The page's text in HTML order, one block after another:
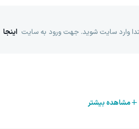
وارد سایت شوید. جهت ورود به سایت اینجا
مشاهده بیشتر